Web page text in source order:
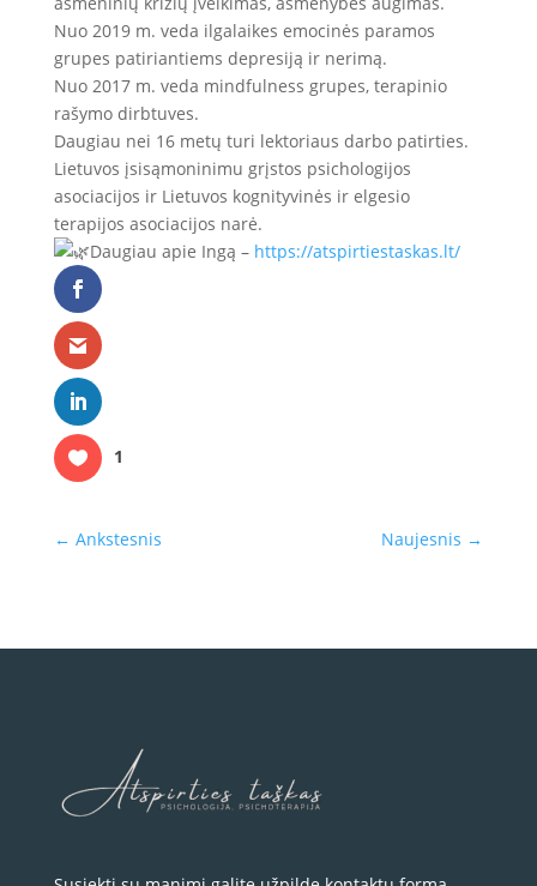
Nuo 2019 m. veda ilgalaikes emocinės paramos
grupes patiriantiems depresiją ir nerimą.
Nuo 2017 m. veda mindfulness grupes, terapinio
rašymo dirbtuves.
Daugiau nei 16 metų turi lektoriaus darbo patirties.
Lietuvos įsisąmoninimu grįstos psichologijos
asociacijos ir Lietuvos kognityvinės ir elgesio
terapijos asociacijos narė.
Daugiau apie Ingą – https://atspirtiestaskas.lt/
1
← Ankstesnis Naujesnis →